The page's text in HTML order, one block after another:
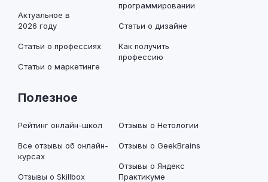
Актуальное в
2026 году
Статьи о профессиях
Статьи о маркетинге
программировании
Статьи о дизайне
Как получить
профессию
Полезное
Рейтинг онлайн-школ
Все отзывы об онлайн-
курсах
Отзывы о Skillbox
Отзывы о Нетологии
Отзывы о GeekBrains
Отзывы о Яндекс
Практикуме